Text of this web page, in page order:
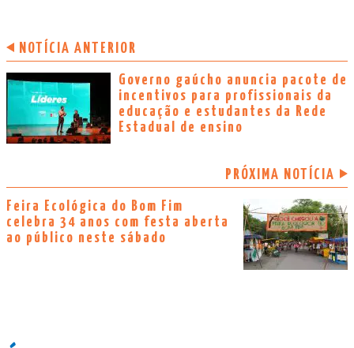
NOTÍCIA ANTERIOR
Governo gaúcho anuncia pacote de
incentivos para profissionais da
educação e estudantes da Rede
Estadual de ensino
PRÓXIMA NOTÍCIA
Feira Ecológica do Bom Fim
celebra 34 anos com festa aberta
ao público neste sábado